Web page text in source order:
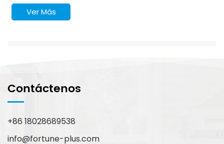
Ver Más
Contáctenos
+86 18028689538
info@fortune-plus.com